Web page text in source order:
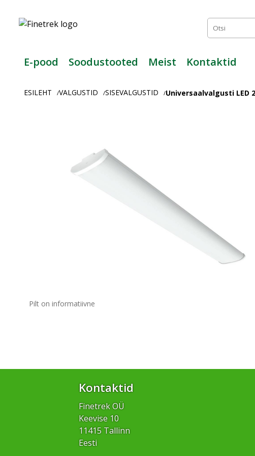
Usaldusväärne
tööstusautomaatika
E-pood Soodustooted Meist Kontaktid
ESILEHT /VALGUSTID /SISEVALGUSTID /Universaalvalgusti LED
Pilt on informatiivne
Kontaktid
Finetrek OÜ
Keevise 10
11415 Tallinn
Eesti